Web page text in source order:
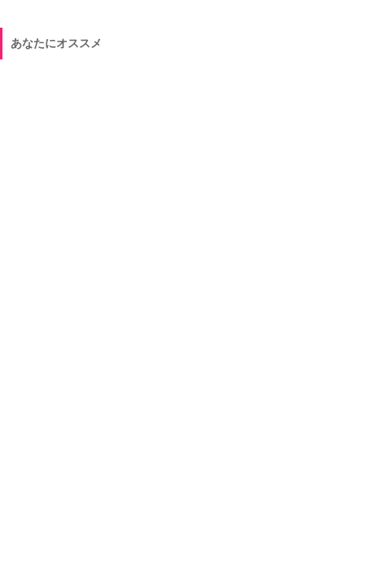
あなたにオススメ